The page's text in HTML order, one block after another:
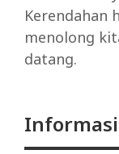
Kerendahan
menolong
datang.